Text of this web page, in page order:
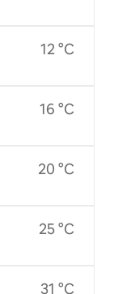
12 °C
16 °C
20 °C
25 °C
31 °C